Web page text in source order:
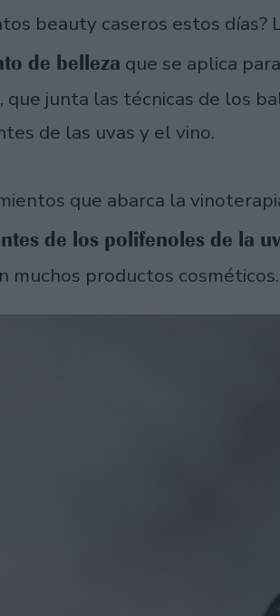
beauty caseros estos días?
de belleza que se aplica
que junta las técnicas de los
de las uvas y el vino.
que abarca la
de los polifenoles de la
muchos productos cosméticos.